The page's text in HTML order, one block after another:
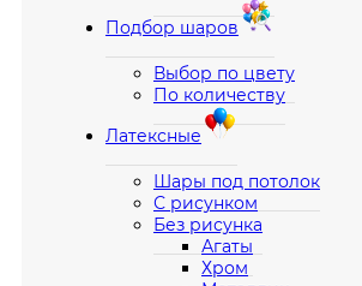
Подбор шаров
Выбор по цвету
По количеству
Латексные
Шары под потолок
С рисунком
Без рисунка
Агаты
Хром